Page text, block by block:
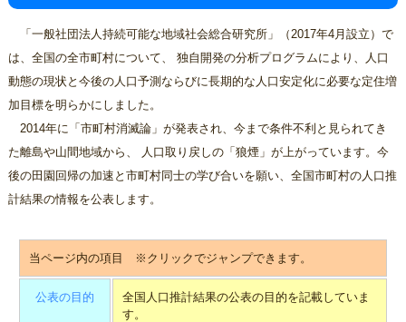
「一般社団法人持続可能な地域社会総合研究所」（2017年4月設立）で
は、全国の全市町村について、 独自開発の分析プログラムにより、人口
動態の現状と今後の人口予測ならびに長期的な人口安定化に必要な定住増
加目標を明らかにしました。
2014年に「市町村消滅論」が発表され、今まで条件不利と見られてき
た離島や山間地域から、 人口取り戻しの「狼煙」が上がっています。今
後の田園回帰の加速と市町村同士の学び合いを願い、全国市町村の人口推
計結果の情報を公表します。
当ページ内の項目 ※クリックでジャンプできます。
公表の目的
全国人口推計結果の公表の目的を記載していま
す。